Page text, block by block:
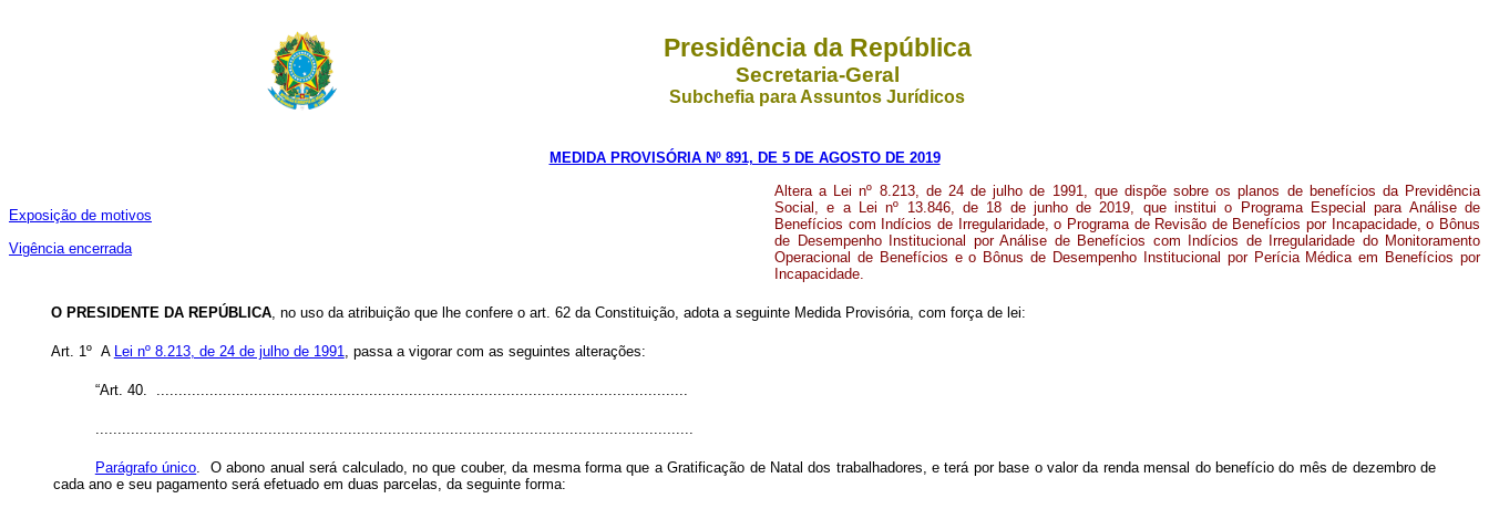
Presidência da República
Secretaria-Geral
Subchefia para Assuntos Jurídicos
MEDIDA PROVISÓRIA Nº 891, DE 5 DE AGOSTO DE 2019
Exposição de motivos
Vigência encerrada
Altera a Lei nº 8.213, de 24 de julho de 1991, que dispõe sobre os planos de benefícios da Previdência
Social, e a Lei nº 13.846, de 18 de junho de 2019, que institui o Programa Especial para Análise de
Benefícios com Indícios de Irregularidade, o Programa de Revisão de Benefícios por Incapacidade, o Bônus
de Desempenho Institucional por Análise de Benefícios com Indícios de Irregularidade do Monitoramento
Operacional de Benefícios e o Bônus de Desempenho Institucional por Perícia Médica em Benefícios por
Incapacidade.
O PRESIDENTE DA REPÚBLICA, no uso da atribuição que lhe confere o art. 62 da Constituição, adota a seguinte Medida Provisória, com força de lei:
Art. 1º A Lei nº 8.213, de 24 de julho de 1991, passa a vigorar com as seguintes alterações:
“Art. 40. ........................................................................................................................
.......................................................................................................................................
Parágrafo único. O abono anual será calculado, no que couber, da mesma forma que a Gratificação de Natal dos trabalhadores, e terá por base o valor da renda mensal do benefício do mês de dezembro de
cada ano e seu pagamento será efetuado em duas parcelas, da seguinte forma: